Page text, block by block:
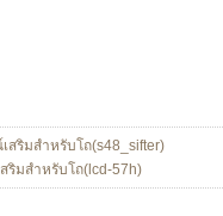
สริมสำหรับโถ(s48_sifter)
ริมสำหรับโถ(lcd-57h)